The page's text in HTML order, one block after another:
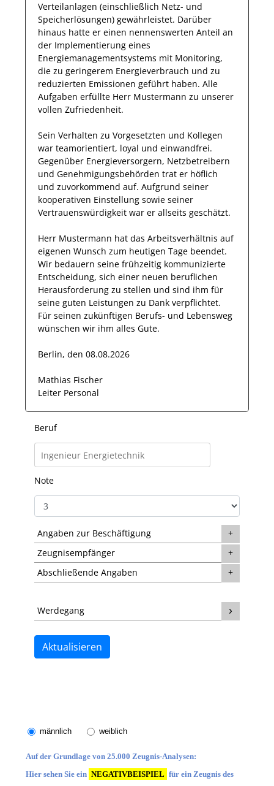
männlich weiblich
Auf der Grundlage von 25.000 Zeugnis-Analysen:
Hier sehen Sie ein NEGATIVBEISPIEL für ein Zeugnis des